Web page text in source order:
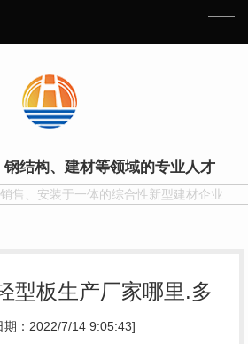
结构、建材等领域的专业人才
售、安装于一体的综合性新型建材企业
型板生产厂家哪里.多
期：2022/7/14 9:05:43]